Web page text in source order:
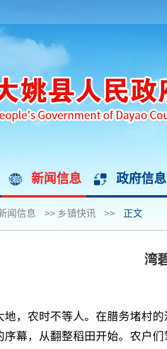
新闻信息 政府信
闻信息 >> 乡镇快讯 >> 正文
湾
地，农时不等人。在腊务堵村
序幕，从翻整稻田开始。农户